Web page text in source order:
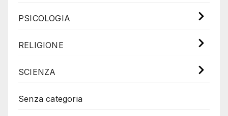
PSICOLOGIA
RELIGIONE
SCIENZA
Senza categoria